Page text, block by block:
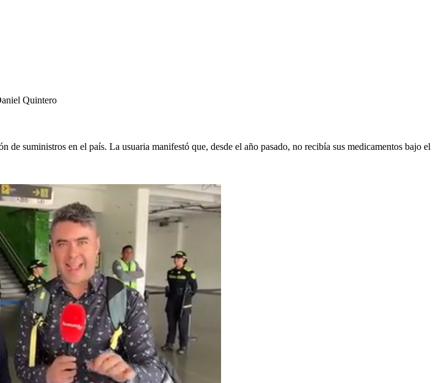
Quintero
suministros en el país. La usuaria manifestó que, desde el año pasado, no recibía sus medicamentos bajo el